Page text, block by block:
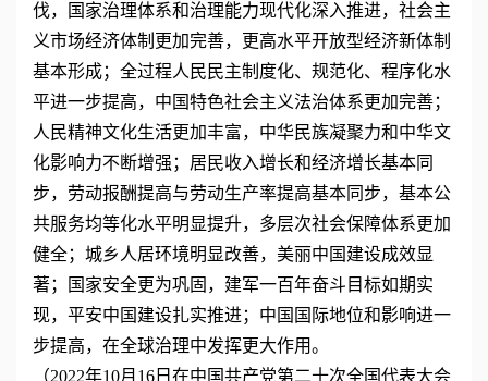
伐，国家治理体系和治理能力现代化深入推进，社会主
义市场经济体制更加完善，更高水平开放型经济新体制
基本形成；全过程人民民主制度化、规范化、程序化水
平进一步提高，中国特色社会主义法治体系更加完善；
人民精神文化生活更加丰富，中华民族凝聚力和中华文
化影响力不断增强；居民收入增长和经济增长基本同
步，劳动报酬提高与劳动生产率提高基本同步，基本公
共服务均等化水平明显提升，多层次社会保障体系更加
健全；城乡人居环境明显改善，美丽中国建设成效显
著；国家安全更为巩固，建军一百年奋斗目标如期实
现，平安中国建设扎实推进；中国国际地位和影响进一
步提高，在全球治理中发挥更大作用。
（2022年10月16日在中国共产党第二十次全国代表大会